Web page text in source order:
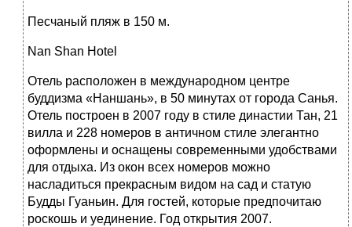
Песчаный пляж в 150 м.
Nan Shan Hotel
Отель расположен в международном центре
буддизма «Наншань», в 50 минутах от города Санья.
Отель построен в 2007 году в стиле династии Тан, 21
вилла и 228 номеров в античном стиле элегантно
оформлены и оснащены современными удобствами
для отдыха. Из окон всех номеров можно
насладиться прекрасным видом на сад и статую
Будды Гуаньин. Для гостей, которые предпочитаю
роскошь и уединение. Год открытия 2007.